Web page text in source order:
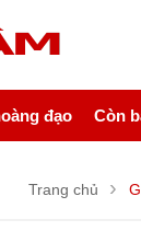
đạo Còn
Trang chủ